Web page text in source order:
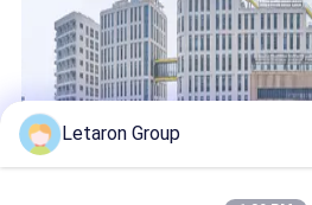
Sterownik LED klasy II o ultra cienkiej konstrukcji 12V 24V z certyfikatem
Letaron Group